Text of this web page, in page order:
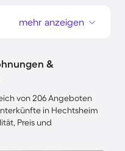
mehr anzeigen
&
von 206 Angeboten
in Hechtsheim
Preis und